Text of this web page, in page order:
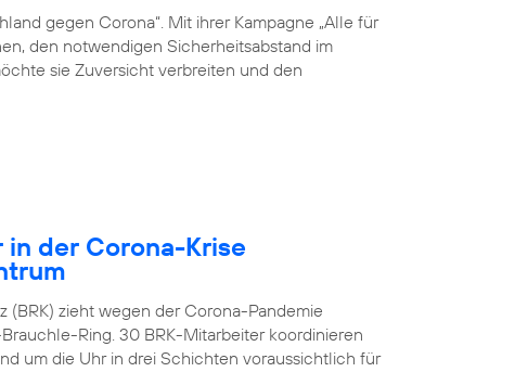
gegen Corona“. Mit ihrer Kampagne „Alle für
den notwendigen Sicherheitsabstand im
sie Zuversicht verbreiten und den
in der Corona-Krise
(BRK) zieht wegen der Corona-Pandemie
Ring. 30 BRK-Mitarbeiter koordinieren
um die Uhr in drei Schichten voraussichtlich für